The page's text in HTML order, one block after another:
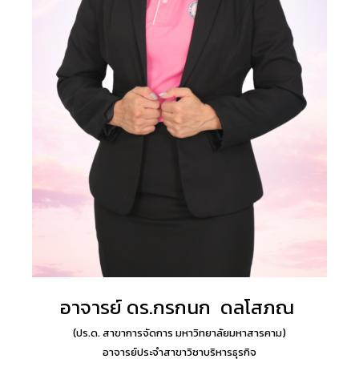
อาจารย์ ดร.กรกนก ดลโสภณ
(ปร.ด. สาขาการจัดการ มหาวิทยาลัยมหาสารคาม)
อาจารย์ประจำสาขาวิชาบริหารธุรกิจ